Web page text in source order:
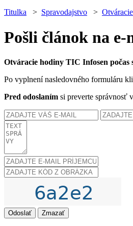
Titulka > Spravodajstvo >
Pošli článok na e-
Otváracie hodiny TIC Infosen počas
Po vyplnení nasledovného formuláru
Pred odoslaním si preverte správnosť
Odoslať Zmazať